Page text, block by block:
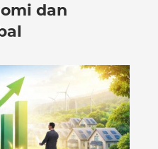
dan